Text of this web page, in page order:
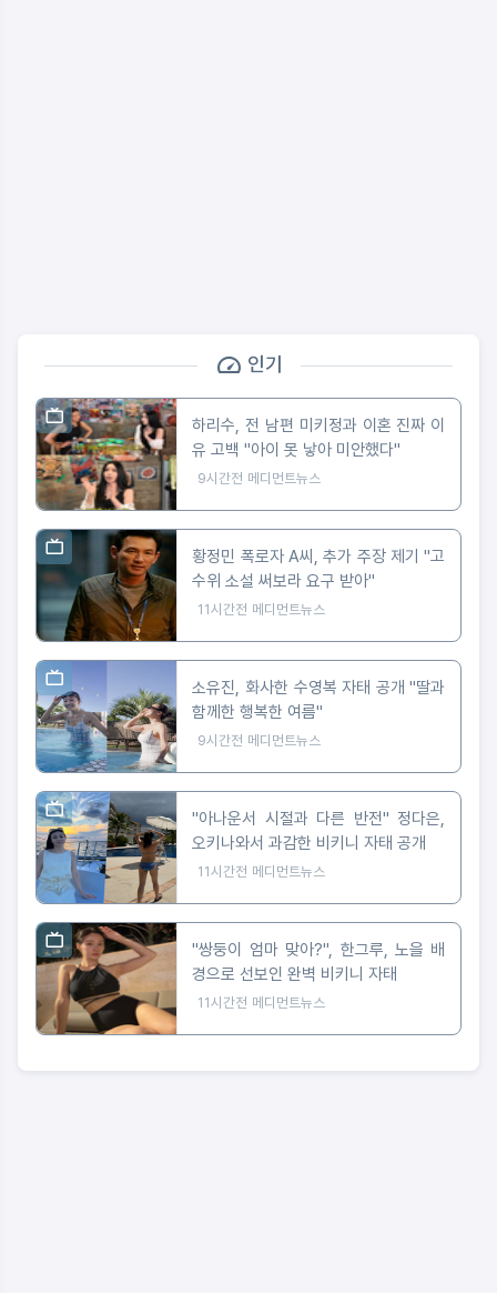
인기
하리수, 전 남편 미키정과 이혼 진짜 이
유 고백 "아이 못 낳아 미안했다"
9시간전 메디먼트뉴스
황정민 폭로자 A씨, 추가 주장 제기 "고
수위 소설 써보라 요구 받아"
11시간전 메디먼트뉴스
소유진, 화사한 수영복 자태 공개 "딸과
함께한 행복한 여름"
9시간전 메디먼트뉴스
"아나운서 시절과 다른 반전" 정다은,
오키나와서 과감한 비키니 자태 공개
11시간전 메디먼트뉴스
"쌍둥이 엄마 맞아?", 한그루, 노을 배
경으로 선보인 완벽 비키니 자태
11시간전 메디먼트뉴스